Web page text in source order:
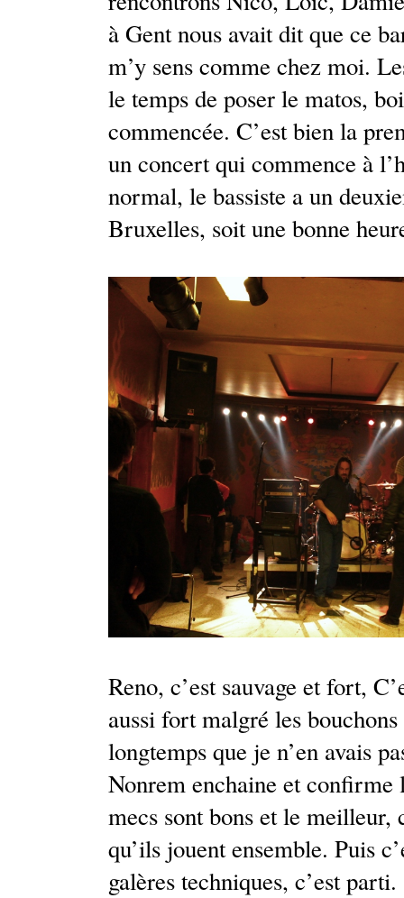
à Gent nous avait dit que ce
m’y sens comme chez moi.
le temps de poser le matos,
commencée. C’est bien la
un concert qui commence à
normal, le bassiste a un
Bruxelles, soit une bonne
Reno, c’est sauvage et fort,
aussi fort malgré les
longtemps que je n’en avais
Nonrem enchaine et confirme
mecs sont bons et le meilleur,
qu’ils jouent ensemble. Puis
galères techniques, c’est parti.